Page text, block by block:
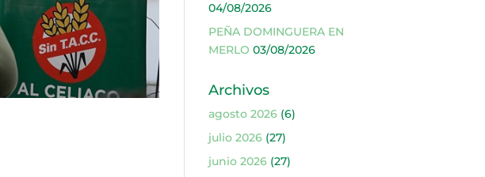
04/08/2026
PEÑA DOMINGUERA EN
MERLO 03/08/2026
Archivos
agosto 2026(6)
julio 2026(27)
junio 2026(27)